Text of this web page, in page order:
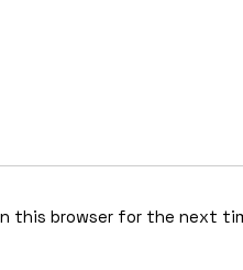
this browser for the next